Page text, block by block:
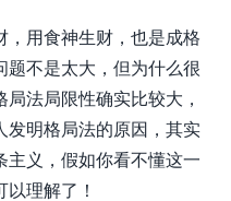
，用食神生财，也是成格
题不是太大，但为什么很
法局限性确实比较大，
发明格局法的原因，其实
主义，假如你看不懂这一
理解了！